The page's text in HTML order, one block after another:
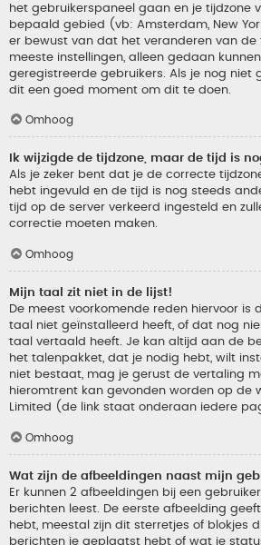
het gebruikerspaneel gaan en je tijdzone
bepaald gebied (vb: Amsterdam, New
er bewust van dat het veranderen van de
meeste instellingen, alleen gedaan
geregistreerde gebruikers. Als je nog niet
dit een goed moment om dit te doen.
Omhoog
Ik wijzigde de tijdzone, maar de tijd is
Als je zeker bent dat je de correcte
hebt ingevuld en de tijd is nog steeds
tijd op de server verkeerd ingesteld en
correctie moeten maken.
Omhoog
Mijn taal zit niet in de lijst!
De meest voorkomende reden hiervoor is
taal niet geïnstalleerd heeft, of dat nog
taal vertaald heeft. Je kan altijd aan de
het talenpakket, dat je nodig hebt, wilt
niet bestaat, mag je gerust de vertaling
hieromtrent kan gevonden worden op de
Limited (de link staat onderaan iedere
Omhoog
Wat zijn de afbeeldingen naast mijn
Er kunnen 2 afbeeldingen bij een
berichten leest. De eerste afbeelding
hebt, meestal zijn dit sterretjes of blokjes
berichten je geplaatst hebt of wat je